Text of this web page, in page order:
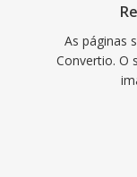
As páginas
Convertio. O